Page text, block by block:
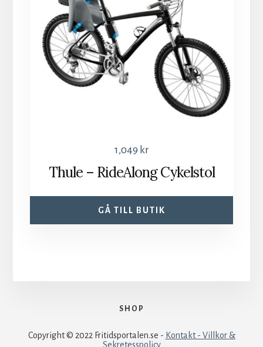
1,049 kr
Thule – RideAlong Cykelstol
GÅ TILL BUTIK
SHOP
Copyright © 2022 Fritidsportalen.se - Kontakt - Villkor &
Sekretesspolicy